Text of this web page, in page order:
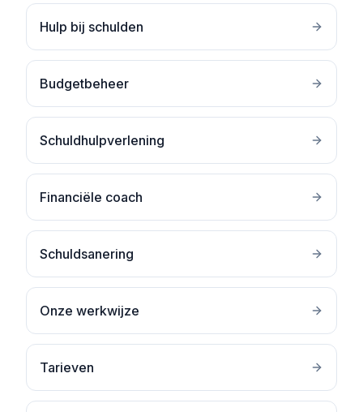
Hulp bij schulden
Budgetbeheer
Schuldhulpverlening
Financiële coach
Schuldsanering
Onze werkwijze
Tarieven